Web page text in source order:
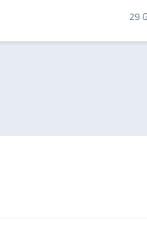
CORRELATA:
29